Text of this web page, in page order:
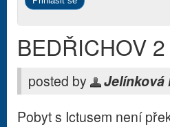
BEDŘICHOV
posted by Jelínková
Pobyt s Ictusem není